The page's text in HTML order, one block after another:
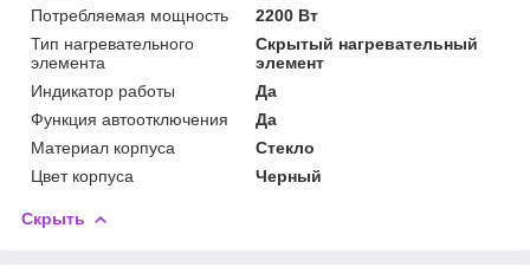
Потребляемая мощность
2200 Вт
Тип нагревательного
элемента
Скрытый нагревательный
элемент
Индикатор работы
Да
Функция автоотключения
Да
Материал корпуса
Стекло
Цвет корпуса
Черный
Скрыть